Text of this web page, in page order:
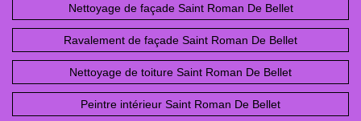
Nettoyage de façade Saint Roman De Bellet
Ravalement de façade Saint Roman De Bellet
Nettoyage de toiture Saint Roman De Bellet
Peintre intérieur Saint Roman De Bellet